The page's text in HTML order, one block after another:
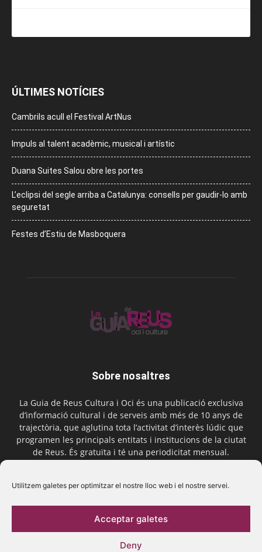
Utilitzem galetes per optimitzar el nostre lloc web i el nostre servei.
Acceptar galetes
Deny
ÚLTIMES NOTÍCIES
Cambrils acull el Festival ArtNus
Impuls al talent acadèmic, musical i artístic
Duana Suites Salou obre les portes
L’eclipsi del segle arriba a Catalunya: consells per gaudir-lo amb
seguretat
Festes d’Estiu de Masboquera
Sobre nosaltres
La Guia de Reus Cultura i Oci és una publicació exclusiva
d’informació cultural i de serveis amb més de 10 anys de
trajectòria, que aglutina tota l’activitat d’interès lúdic que
programen les principals entitats i institucions de la ciutat
de Reus. És gratuïta i té una periodicitat mensual.
Segueix-nos